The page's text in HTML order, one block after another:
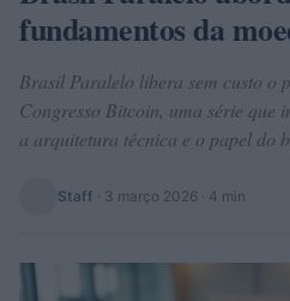
fundamentos da
Brasil Paralelo libera sem custo o
Congresso Bitcoin, uma série que
a arquitetura técnica e o papel do
Staff · 3 março 2026 · 4 min